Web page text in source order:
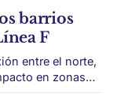
barrios
F
entre el norte,
en zonas